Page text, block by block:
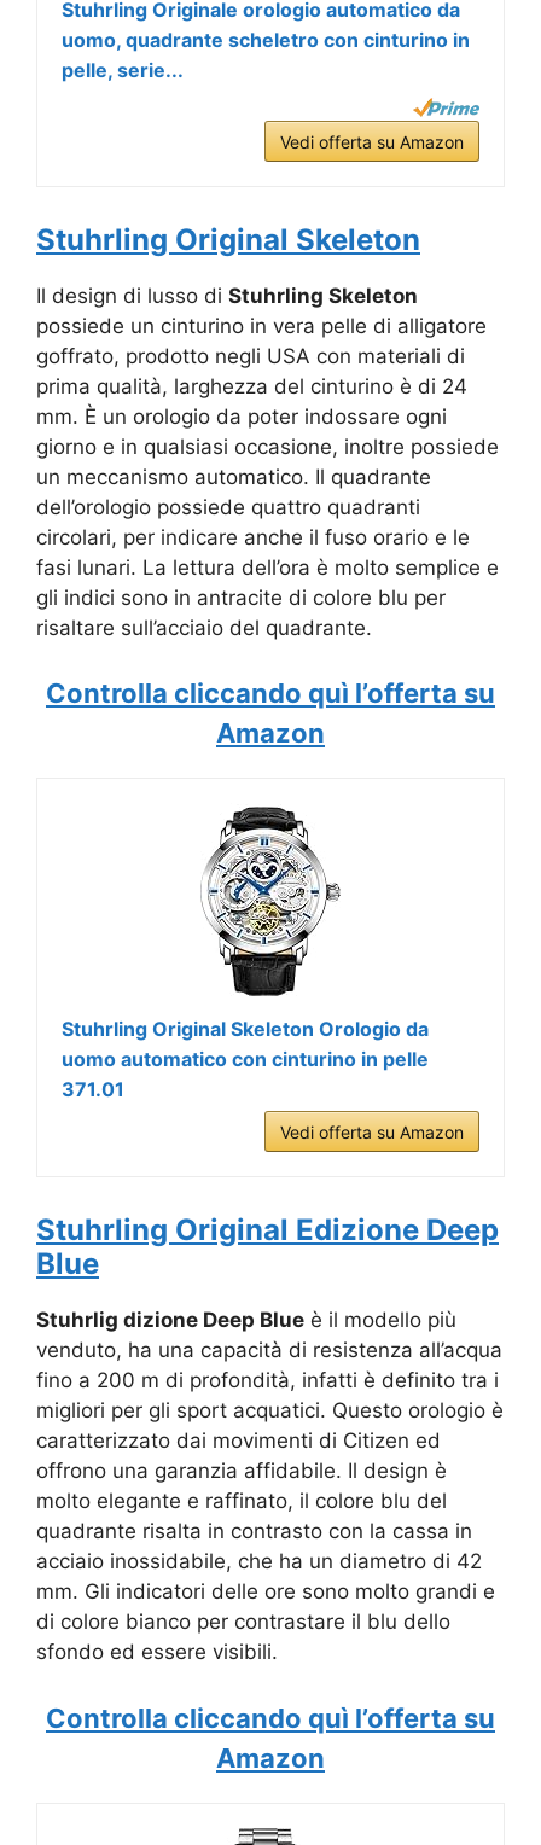
Stuhrling Originale orologio automatico da
uomo, quadrante scheletro con cinturino in
pelle, serie...
Vedi offerta su Amazon
Stuhrling Original Skeleton
Il design di lusso di Stuhrling Skeleton
possiede un cinturino in vera pelle di alligatore
goffrato, prodotto negli USA con materiali di
prima qualità, larghezza del cinturino è di 24
mm. È un orologio da poter indossare ogni
giorno e in qualsiasi occasione, inoltre possiede
un meccanismo automatico. Il quadrante
dell’orologio possiede quattro quadranti
circolari, per indicare anche il fuso orario e le
fasi lunari. La lettura dell’ora è molto semplice e
gli indici sono in antracite di colore blu per
risaltare sull’acciaio del quadrante.
Controlla cliccando quì l’offerta su
Amazon
Stuhrling Original Skeleton Orologio da
uomo automatico con cinturino in pelle
371.01
Vedi offerta su Amazon
Stuhrling Original Edizione Deep
Blue
Stuhrlig dizione Deep Blue è il modello più
venduto, ha una capacità di resistenza all’acqua
fino a 200 m di profondità, infatti è definito tra i
migliori per gli sport acquatici. Questo orologio è
caratterizzato dai movimenti di Citizen ed
offrono una garanzia affidabile. Il design è
molto elegante e raffinato, il colore blu del
quadrante risalta in contrasto con la cassa in
acciaio inossidabile, che ha un diametro di 42
mm. Gli indicatori delle ore sono molto grandi e
di colore bianco per contrastare il blu dello
sfondo ed essere visibili.
Controlla cliccando quì l’offerta su
Amazon